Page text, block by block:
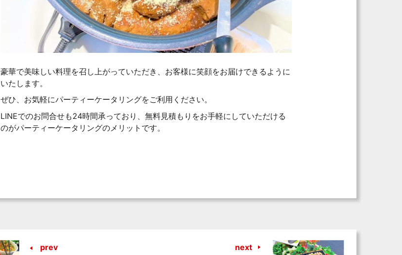
豪華で美味しい料理を召し上がっていただき、お客様に笑顔をお届けできるように
いたします。
ぜひ、お気軽にパーティーケータリングをご利用ください。
LINEでのお問合せも24時間承っており、無料見積もりをお手軽にしていただける
のがパーティーケータリングのメリットです。
prev
next